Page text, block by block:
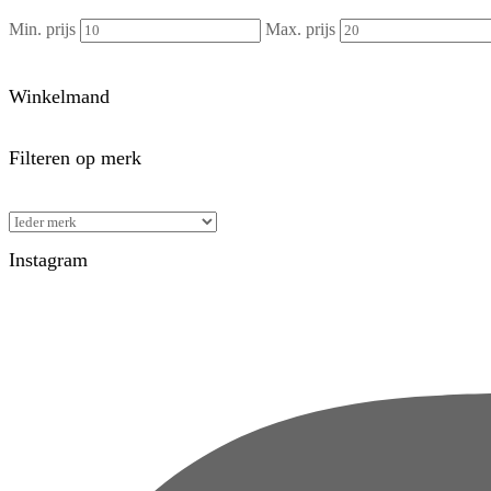
Min. prijs Max. prijs
Winkelmand
Filteren op merk
Instagram